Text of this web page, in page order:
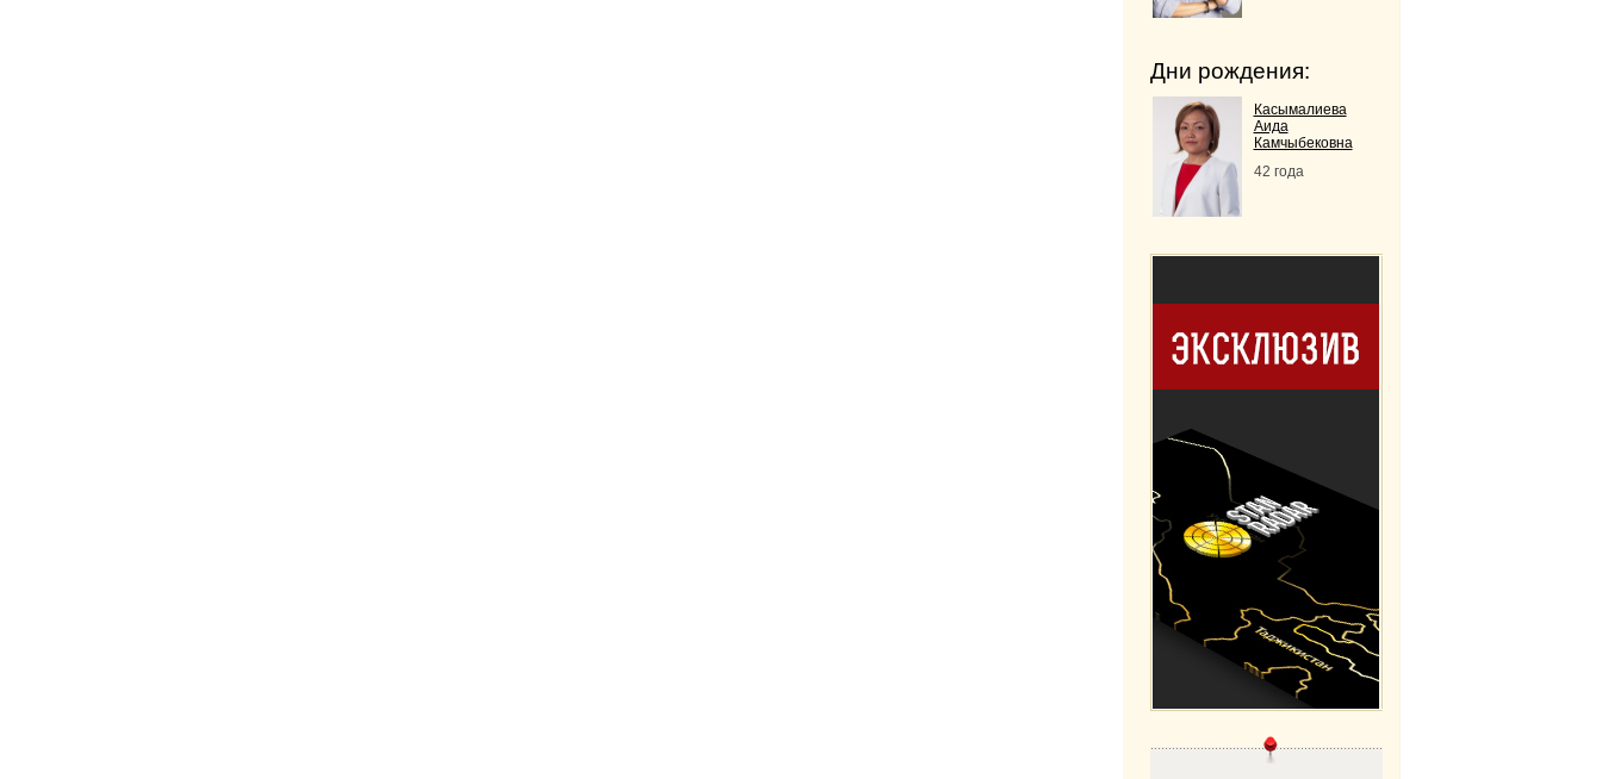
Дни рождения:
Касымалиева
Аида
Камчыбековна
42 года